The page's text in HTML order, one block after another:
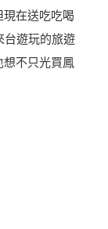
在送吃吃喝
台遊玩的旅遊
不只光買鳳